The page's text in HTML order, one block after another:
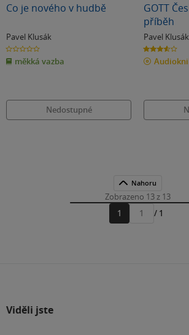
Co je nového v hudbě
Pavel Klusák
0.0
z
5
hvězdiček
měkká vazba
Nedostupné
GOTT
příběh
Pavel Klusák
3.6
z
5
hvězdiček
Nahoru
Zobrazeno 13 z 13
1
Přejít
/ 1
Viděli jste